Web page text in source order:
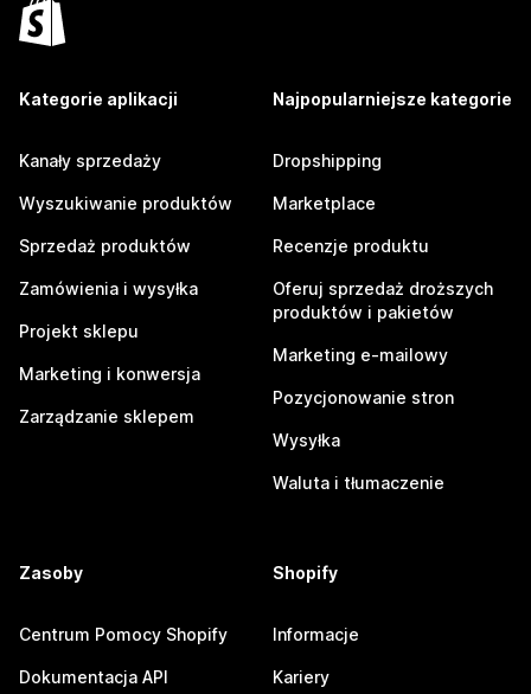
Kategorie aplikacji
Kanały sprzedaży
Wyszukiwanie produktów
Sprzedaż produktów
Zamówienia i wysyłka
Projekt sklepu
Marketing i konwersja
Zarządzanie sklepem
Najpopularniejsze kategorie
Dropshipping
Marketplace
Recenzje produktu
Oferuj sprzedaż droższych
produktów i pakietów
Marketing e-mailowy
Pozycjonowanie stron
Wysyłka
Waluta i tłumaczenie
Zasoby
Centrum Pomocy Shopify
Dokumentacja API
Shopify
Informacje
Kariery